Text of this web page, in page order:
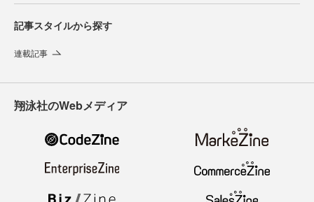
記事スタイルから探す
連載記事
翔泳社のWebメディア